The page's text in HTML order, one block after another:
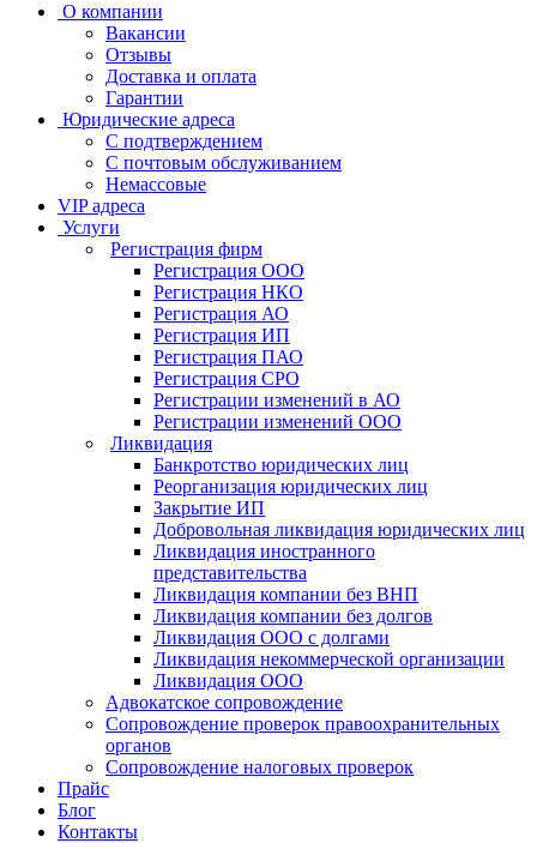
О компании
Вакансии
Отзывы
Доставка и оплата
Гарантии
Юридические адреса
С подтверждением
С почтовым обслуживанием
Немассовые
VIP адреса
Услуги
Регистрация фирм
Регистрация OOO
Регистрация НКО
Регистрация АО
Регистрация ИП
Регистрация ПАО
Регистрация СРО
Регистрации изменений в АО
Регистрации изменений ООО
Ликвидация
Банкротство юридических лиц
Реорганизация юридических лиц
Закрытие ИП
Добровольная ликвидация юридических лиц
Ликвидация иностранного
представительства
Ликвидация компании без ВНП
Ликвидация компании без долгов
Ликвидация ООО с долгами
Ликвидация некоммерческой организации
Ликвидация ООО
Адвокатское сопровождение
Сопровождение проверок правоохранительных
органов
Сопровождение налоговых проверок
Прайс
Блог
Контакты